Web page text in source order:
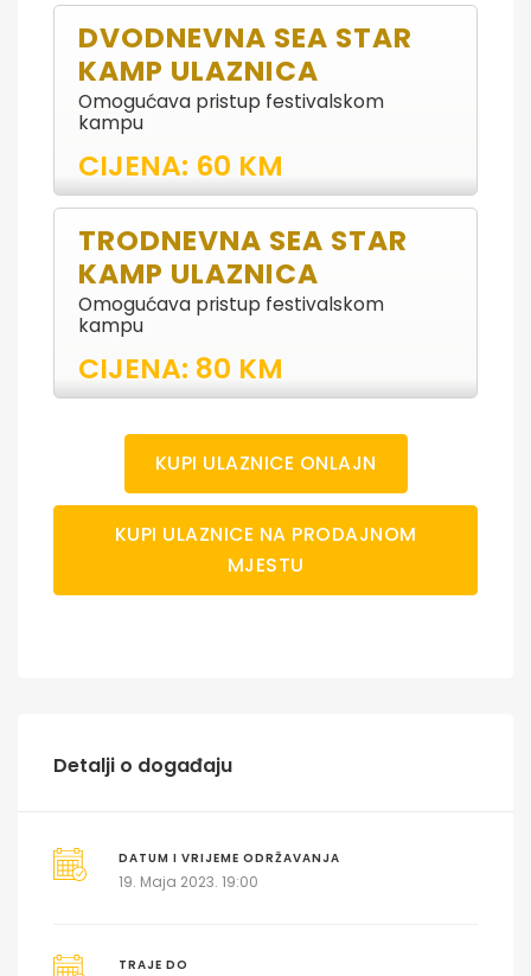
DVODNEVNA SEA STAR
KAMP ULAZNICA
Omogućava pristup festivalskom
kampu
CIJENA: 60 KM
TRODNEVNA SEA STAR
KAMP ULAZNICA
Omogućava pristup festivalskom
kampu
CIJENA: 80 KM
KUPI ULAZNICE ONLAJN
KUPI ULAZNICE NA PRODAJNOM
MJESTU
Detalji o događaju
DATUM I VRIJEME ODRŽAVANJA
19. Maja 2023. 19:00
TRAJE DO